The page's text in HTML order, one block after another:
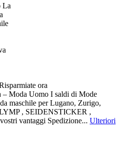
La
ora
– Moda Uomo I saldi di Mode
maschile per Lugano, Zurigo,
, SEIDENSTICKER ,
vantaggi Spedizione... Ulteriori